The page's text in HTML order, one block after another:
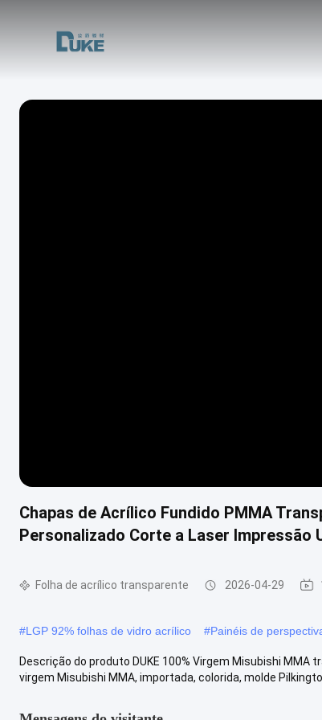
Chapas de Acrílico Fundido PMMA
Personalizado Corte a Laser Impressão
Folha de acrílico transparente 2026-04-29
#LGP 92% folhas de vidro acrílico #Painéis de
Descrição do produto DUKE 100% Virgem Misubishi
virgem Misubishi MMA, importada, colorida, molde